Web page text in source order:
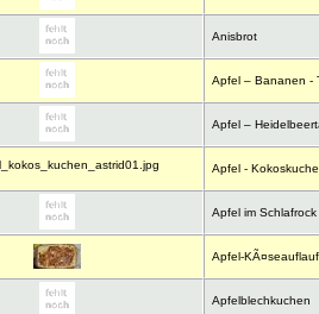
Anisbrot
Apfel – Bananen -
Apfel –
Apfel -
Apfel im Schlafrock
Apfel-KÃ¤seauflauf
Apfelblechkuchen